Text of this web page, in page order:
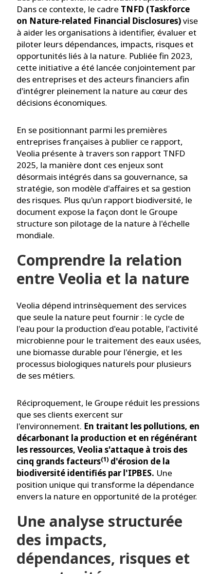
Dans ce contexte, le cadre TNFD (Taskforce
on Nature-related Financial Disclosures)vise
à aider les organisations à identifier, évaluer et
piloter leurs dépendances, impacts, risques et
opportunités liés à la nature. Publiée fin 2023,
cette initiative a été lancée conjointement par
des entreprises et des acteurs financiers afin
d'intégrer pleinement la nature au cœur des
décisions économiques.
En se positionnant parmi les premières
entreprises françaises à publier ce rapport,
Veolia présente à travers son rapport TNFD
2025, la manière dont ces enjeux sont
désormais intégrés dans sa gouvernance, sa
stratégie, son modèle d'affaires et sa gestion
des risques. Plus qu'un rapport biodiversité, le
document expose la façon dont le Groupe
structure son pilotage de la nature à l'échelle
mondiale.
Comprendre la relation
entre Veolia et la nature
Veolia dépend intrinsèquement des services
que seule la nature peut fournir : le cycle de
l'eau pour la production d'eau potable, l'activité
microbienne pour le traitement des eaux usées,
une biomasse durable pour l'énergie, et les
processus biologiques naturels pour plusieurs
de ses métiers.
Réciproquement, le Groupe réduit les pressions
que ses clients exercent sur
l'environnement. En traitant les pollutions, en
décarbonant la production et en régénérant
les ressources, Veolia s'attaque à trois des
cinq grands facteurs(1) d'érosion de la
biodiversité identifiés par l'IPBES. Une
position unique qui transforme la dépendance
envers la nature en opportunité de la protéger.
Une analyse structurée
des impacts,
dépendances, risques et